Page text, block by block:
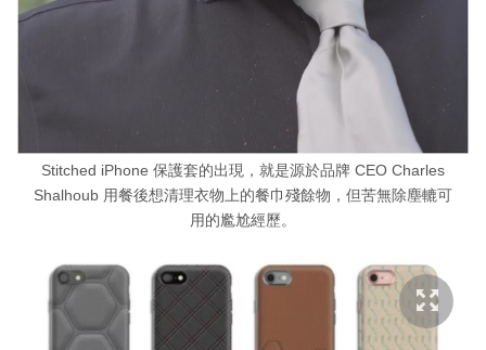
Stitched iPhone 保護套的出現，就是源於品牌 CEO Charles
Shalhoub 用餐後想清理衣物上的餐巾殘餘物，但苦無除塵轆可
用的尷尬經歷。